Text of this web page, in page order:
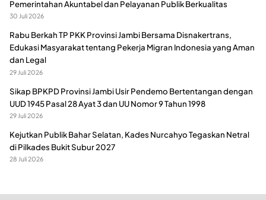
Pemerintahan Akuntabel dan Pelayanan Publik Berkualitas
30 Juli 2026
Rabu Berkah TP PKK Provinsi Jambi Bersama Disnakertrans,
Edukasi Masyarakat tentang Pekerja Migran Indonesia yang Aman
dan Legal
29 Juli 2026
Sikap BPKPD Provinsi Jambi Usir Pendemo Bertentangan dengan
UUD 1945 Pasal 28 Ayat 3 dan UU Nomor 9 Tahun 1998
29 Juli 2026
Kejutkan Publik Bahar Selatan, Kades Nurcahyo Tegaskan Netral
di Pilkades Bukit Subur 2027
28 Juli 2026